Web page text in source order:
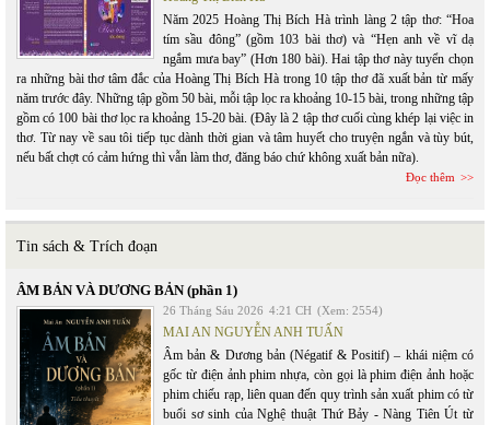
Năm 2025 Hoàng Thị Bích Hà trình làng 2 tập thơ: “Hoa
tím sầu đông” (gồm 103 bài thơ) và “Hẹn anh về vĩ dạ
ngắm mưa bay” (Hơn 180 bài). Hai tập thơ này tuyển chọn
ra những bài thơ tâm đắc của Hoàng Thị Bích Hà trong 10 tập thơ đã xuất bản từ mấy
năm trước đây. Những tập gồm 50 bài, mỗi tập lọc ra khoảng 10-15 bài, trong những tập
gồm có 100 bài thơ lọc ra khoảng 15-20 bài. (Đây là 2 tập thơ cuối cùng khép lại việc in
thơ. Từ nay về sau tôi tiếp tục dành thời gian và tâm huyết cho truyện ngắn và tùy bút,
nếu bất chợt có cảm hứng thì vẫn làm thơ, đăng báo chứ không xuất bản nữa).
Đọc thêm
Tin sách & Trích đoạn
ÂM BẢN VÀ DƯƠNG BẢN (phần 1)
26 Tháng Sáu 2026 4:21 CH (Xem: 2554)
MAI AN NGUYỄN ANH TUẤN
Âm bản & Dương bản (Négatif & Positif) – khái niệm có
gốc từ điện ảnh phim nhựa, còn gọi là phim điện ảnh hoặc
phim chiếu rạp, liên quan đến quy trình sản xuất phim có từ
buổi sơ sinh của Nghệ thuật Thứ Bảy - Nàng Tiên Út từ